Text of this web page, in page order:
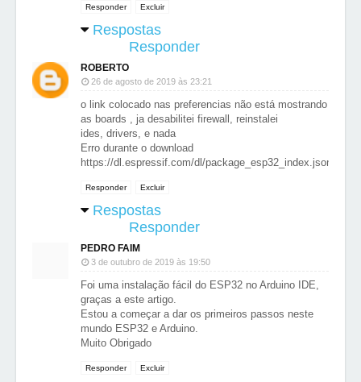
Responder Excluir
Respostas
Responder
ROBERTO
26 de agosto de 2019 às 23:21
o link colocado nas preferencias não está mostrando
as boards , ja desabilitei firewall, reinstalei
ides, drivers, e nada
Erro durante o download
https://dl.espressif.com/dl/package_esp32_index.json
Responder Excluir
Respostas
Responder
PEDRO FAIM
3 de outubro de 2019 às 19:50
Foi uma instalação fácil do ESP32 no Arduino IDE,
graças a este artigo.
Estou a começar a dar os primeiros passos neste
mundo ESP32 e Arduino.
Muito Obrigado
Responder Excluir